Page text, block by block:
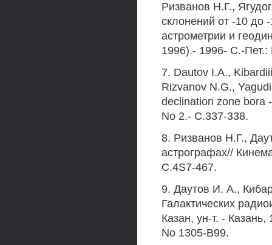
Ризванов Н.Г.,
склонений от -10 до
астрометрии и
1996).- 1996- С.-
7. Dautov I.A.,
Rizvanov N.G.,
declination zone bora
No 2.- C.337-338.
8. Ризванов Н.Г.,
астрографах//
C.4S7-467.
9. Даутов И. А.,
Галактических
Казан, ун-т. -
No 1305-В99.